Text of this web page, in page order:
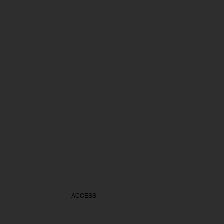
ACCESS